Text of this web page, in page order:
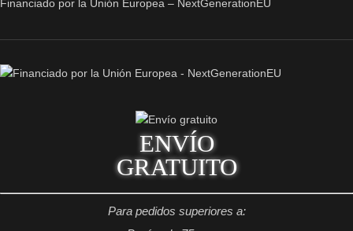
Financiado por la Unión Europea – NextGenerationEU
ENVÍO
GRATUITO
Para pedidos superiores a: